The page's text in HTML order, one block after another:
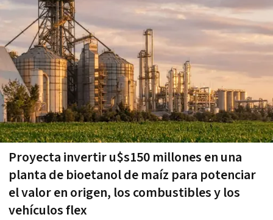
Proyecta invertir u$s150 millones en una
planta de bioetanol de maíz para potenciar
el valor en origen, los combustibles y los
vehículos flex